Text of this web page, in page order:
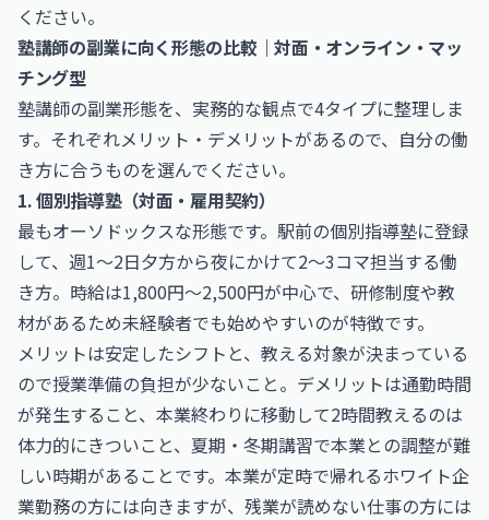
ください。
塾講師の副業に向く形態の比較｜対面・オンライン・マッ
チング型
塾講師の副業形態を、実務的な観点で4タイプに整理しま
す。それぞれメリット・デメリットがあるので、自分の働
き方に合うものを選んでください。
1. 個別指導塾（対面・雇用契約）
最もオーソドックスな形態です。駅前の個別指導塾に登録
して、週1〜2日夕方から夜にかけて2〜3コマ担当する働
き方。時給は1,800円〜2,500円が中心で、研修制度や教
材があるため未経験者でも始めやすいのが特徴です。
メリットは安定したシフトと、教える対象が決まっている
ので授業準備の負担が少ないこと。デメリットは通勤時間
が発生すること、本業終わりに移動して2時間教えるのは
体力的にきついこと、夏期・冬期講習で本業との調整が難
しい時期があることです。本業が定時で帰れるホワイト企
業勤務の方には向きますが、残業が読めない仕事の方には